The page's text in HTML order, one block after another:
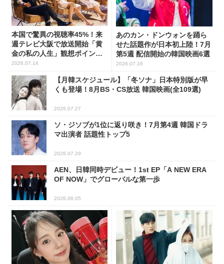
本国で驚異の視聴率45%！来
週テレビ大阪で放送開始「黄
金の私の人生」観想ポイント5
選
2026.07.14
あのカン・ドンウォンを踊ら
せた話題作が日本初上陸！7月
第5週 配信開始の韓国映画6選
2026.07.16
【月韓スケジュール】「冬ソナ」日本特別版が早
くも登場！8月BS・CS放送 韓国映画(全109選)
2026.07.27
ソ・ジソブが1位に返り咲き！7月第4週 韓国ドラ
マ出演者 話題性トップ5
2026.07.29
AEN、日韓同時デビュー！1st EP「A NEW ERA
OF NOW」でグローバルな第一歩
2026.08.05